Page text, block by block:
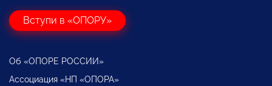
Вступи в «ОПОРУ»
Об «ОПОРЕ РОССИИ»
Ассоциация «НП «ОПОРА»